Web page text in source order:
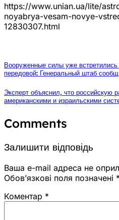
https://www.unian.ua/lite/
noyabrya-vesam-novye-
12830307.html
Вооруженные силы уже
передовой: Генеральный штаб
Эксперт объяснил, что российскую
американскими и израильскими
Comments
Залишити відповідь
Ваша e-mail адреса не
Обов’язкові поля позначені *
Коментар *